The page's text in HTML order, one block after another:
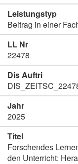
Leistungstyp
Beitrag in einer
LL Nr
22478
Dis Auftri
Jahr
2025
Titel
Forschendes
den Unterricht: